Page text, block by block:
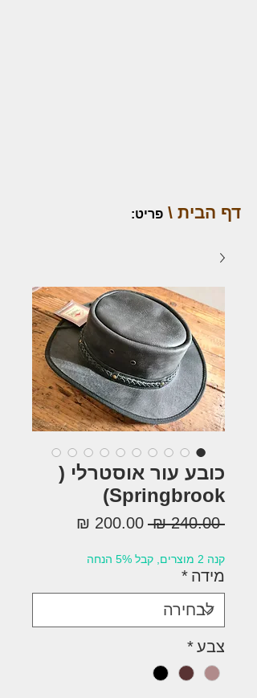
דף הבית \ פריט:
כובע עור אוסטרלי (
Springbrook)
‏240.00 ‏₪
מחיר
קנה 2 מוצרים, קבל 5% הנחה
מידה *
צבע*